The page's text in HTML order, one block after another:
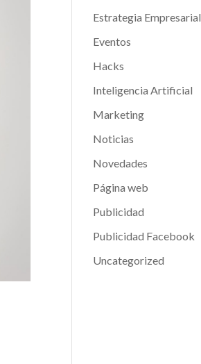
Estrategia Empresarial
Eventos
Hacks
Inteligencia Artificial
Marketing
Noticias
Novedades
Página web
Publicidad
Publicidad Facebook
Uncategorized